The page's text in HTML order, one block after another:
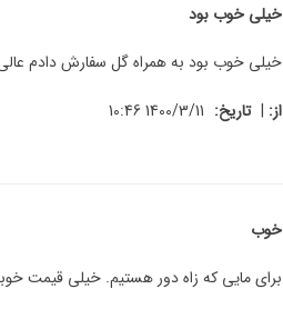
خیلی خوب بود
خیلی خوب بود به همراه گل سفارش دادم
از: | تاریخ: 1400/3/11 10:46
خوب
برای مایی که زاه دور هستیم. خیلی قیمت